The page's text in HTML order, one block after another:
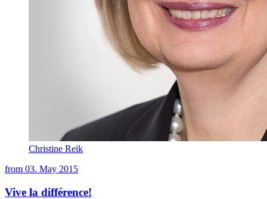
Christine Reik
from 03. May 2015
Vive la différence!